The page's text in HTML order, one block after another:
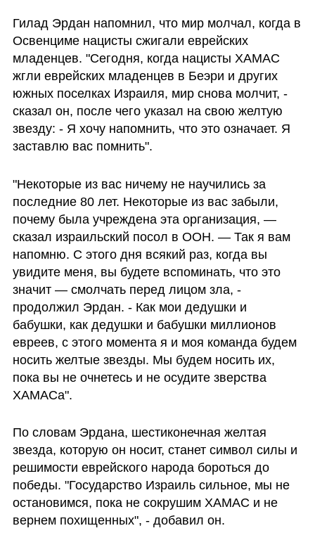
Гилад Эрдан напомнил, что мир молчал, когда в
Освенциме нацисты сжигали еврейских
младенцев. "Сегодня, когда нацисты ХАМАС
жгли еврейских младенцев в Беэри и других
южных поселках Израиля, мир снова молчит, -
сказал он, после чего указал на свою желтую
звезду: - Я хочу напомнить, что это означает. Я
заставлю вас помнить".
"Некоторые из вас ничему не научились за
последние 80 лет. Некоторые из вас забыли,
почему была учреждена эта организация, —
сказал израильский посол в ООН. — Так я вам
напомню. С этого дня всякий раз, когда вы
увидите меня, вы будете вспоминать, что это
значит — смолчать перед лицом зла, -
продолжил Эрдан. - Как мои дедушки и
бабушки, как дедушки и бабушки миллионов
евреев, с этого момента я и моя команда будем
носить желтые звезды. Мы будем носить их,
пока вы не очнетесь и не осудите зверства
ХАМАСа".
По словам Эрдана, шестиконечная желтая
звезда, которую он носит, станет символ силы и
решимости еврейского народа бороться до
победы. "Государство Израиль сильное, мы не
остановимся, пока не сокрушим ХАМАС и не
вернем похищенных", - добавил он.